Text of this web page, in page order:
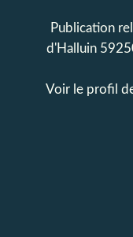
Publication
d'Halluin
Voir le profil